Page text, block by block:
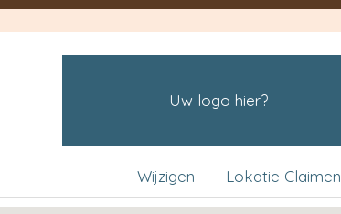
Uw logo hier?
Lokatie Claimen
Wijzigen